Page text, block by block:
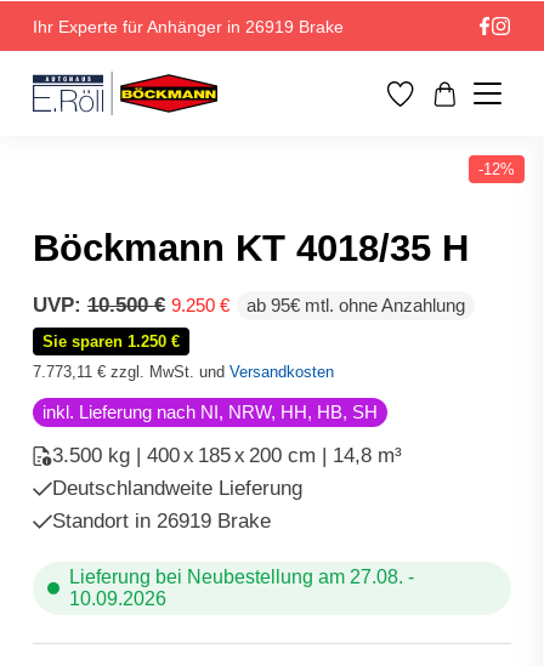
Ihr Experte für Anhänger in 26919 Brake
-12%
Böckmann KT 4018/35 H
UVP: 10.500€ Ursprünglicher
Preis
war:
10.500 €
9.250 €
Aktueller
9.250 €.
ab 95€ mtl. ohne Anzahlung
Sie sparen 1.250 €
7.773,11 €zzgl. MwSt. und Versandkosten
inkl. Lieferung nach NI, NRW, HH, HB, SH
3.500 kg | 400x185x200 cm | 14,8 m³
Deutschlandweite Lieferung
Standort in 26919 Brake
Lieferung bei Neubestellung am 27.08. -
10.09.2026